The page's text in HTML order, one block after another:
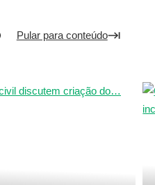
Pular para conteúdo